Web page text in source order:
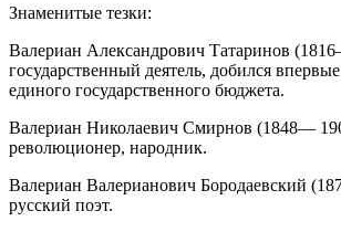
Знаменитые тезки:
Валериан Александрович Татаринов
государственный деятель, добился
единого государственного бюджета.
Валериан Николаевич Смирнов (1848—
революционер, народник.
Валериан Валерианович Бородаевский
русский поэт.